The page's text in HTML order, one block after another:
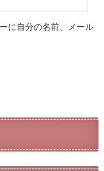
に自分の名前、メール